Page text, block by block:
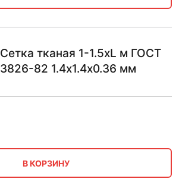
Сетка тканая 1-1.5хL м ГОСТ
3826-82 1.4х1.4х0.36 мм
В КОРЗИНУ